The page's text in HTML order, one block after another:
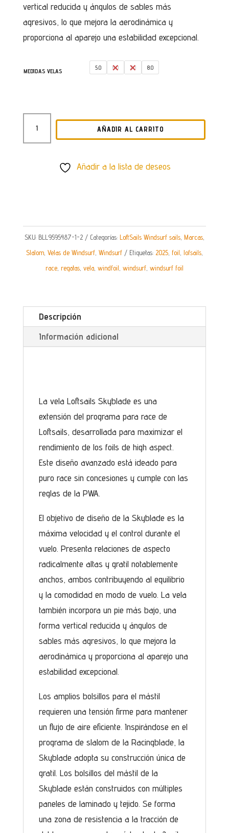
vertical reducida y ángulos de sables más
agresivos, lo que mejora la aerodinámica y
proporciona al aparejo una estabilidad excepcional.
MEDIDAS VELAS 5.0 6.0 7.0 8.0
LOFTSAILS
AÑADIR AL CARRITO
Añadir a la lista de deseos
SKU: BLL9595487-1-2 Categorías: LoftSails Windsurf sails, Marcas,
Slalom, Velas de Windsurf, Windsurf Etiquetas: 2025, foil, lofsails,
race, regatas, vela, windfoil, windsurf, windsurf foil
Descripción
Información adicional
La vela Loftsails Skyblade es una
extensión del programa para race de
Loftsails, desarrollada para maximizar el
rendimiento de los foils de high aspect.
Este diseño avanzado está ideado para
puro race sin concesiones y cumple con las
reglas de la PWA.
El objetivo de diseño de la Skyblade es la
máxima velocidad y el control durante el
vuelo. Presenta relaciones de aspecto
radicalmente altas y gratil notablemente
anchos, ambos contribuyendo al equilibrio
y la comodidad en modo de vuelo. La vela
también incorpora un pie más bajo, una
forma vertical reducida y ángulos de
sables más agresivos, lo que mejora la
aerodinámica y proporciona al aparejo una
estabilidad excepcional.
Los amplios bolsillos para el mástil
requieren una tensión firme para mantener
un flujo de aire eficiente. Inspirándose en el
programa de slalom de la Racingblade, la
Skyblade adopta su construcción única de
gratil. Los bolsillos del mástil de la
Skyblade están construidos con múltiples
paneles de laminado y tejido. Se forma
una zona de resistencia a la tracción de